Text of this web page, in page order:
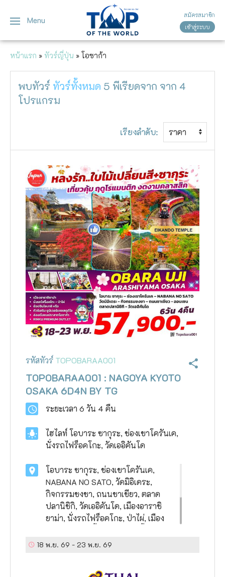
Menu
สมัครสมาชิก
เข้าสู่ระบบ
หน้าแรก » ทัวร์ญี่ปุ่น » โอซาก้า
พบทัวร์ ทัวร์ทั้งหมด 5 พีเรียดจาก จาก 4
โปรแกรม
เรียงลำดับ:
รหัสทัวร์ TOPOBARAA001
TOPOBARAA001 : NAGOYA KYOTO
OSAKA 6D4N BY TG
ระยะเวลา 6 วัน 4 คืน
ไฮไลท์โอบาระ ซากุระ, ช่องเขาโครันเค,
นั่งรถไฟร็อคโกะ, วัดเออิคันโด
โอบาระ ซากุระ, ช่องเขาโครันเค,
NABANA NO SATO, วัดมิอิเดระ,
กิจกรรมชงชา, ถนนชาเขียว, ตลาด
ปลานิชิกิ, วัดเออิคันโด, เมืองอาราชิ
ยาม่า, นั่งรถไฟร็อคโกะ, ป่าไผ่, เมือง
เสริม ยูนิเวอร์แซลสตูดิโอ, ล่องเรือชม
18 พ.ย. 69 - 23 พ.ย. 69
ญี่ปุ่นทัวร์ญี่ปุ่น
โอซาก้า
ซัปโปโร
ทาคายาม่า
นาโกย่า
ฟุกุโอะกะ
ฟูระโนะ
ฮอกไกโด
ฮาโกดาเตะ
ทัวร์เวียดนาม